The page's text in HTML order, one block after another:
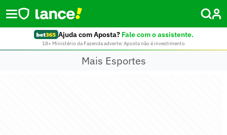
Ajuda com Aposta? Fale com o assistente.
18+ Ministério da Fazenda adverte: Aposta não é investimento
Mais Esportes